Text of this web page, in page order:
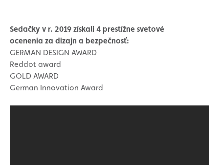
Sedačky v r. 2019 získali 4 prestížne svetové
ocenenia za dizajn a bezpečnosť:
GERMAN DESIGN AWARD
Reddot award
GOLD AWARD
German Innovation Award